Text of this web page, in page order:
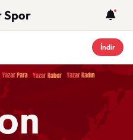
Spor
İndir